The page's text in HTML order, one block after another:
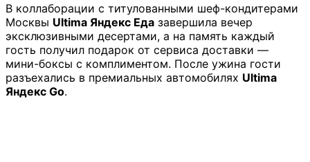
В коллаборации с титулованными шеф-кондитерами
Москвы Ultima Яндекс Еда завершила вечер
эксклюзивными десертами, а на память каждый
гость получил подарок от сервиса доставки —
мини-боксы с комплиментом. После ужина гости
разъехались в премиальных автомобилях Ultima
Яндекс Go.